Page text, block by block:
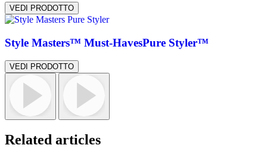
VEDI PRODOTTO
Style Masters™ Must-HavesPure Styler™
VEDI PRODOTTO
Related articles